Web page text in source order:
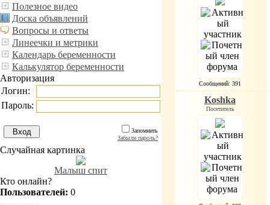
Полезное видео
Доска объявлений
Вопросы и ответы
Линеечки и метрики
Календарь беременности
Калькулятор беременности
Авторизация
Логин:
Пароль:
Запомнить
Забыли пароль?
Случайная картинка
Малыш спит
Кто онлайн?
Пользователей: 0
Сообщений: 391
Koshka
Посетитель